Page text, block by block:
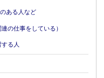
ある人など
の仕事をしている）
る人